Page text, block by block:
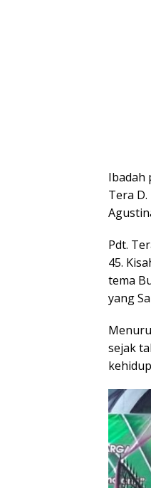
Ibadah
Tera
Pdt.
45.
tema
yang
sejak